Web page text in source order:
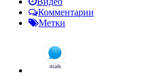
Комментарии
Метки